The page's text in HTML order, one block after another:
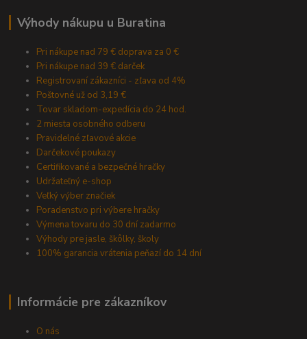
Výhody nákupu u Buratina
Pri nákupe nad 79 € doprava za 0 €
Pri nákupe nad 39 € darček
Registrovaní zákazníci - zľava od 4%
Poštovné už od 3,19 €
Tovar skladom-expedícia do 24 hod.
2 miesta osobného odberu
Pravidelné zľavové akcie
Darčekové poukazy
Certifikované a bezpečné hračky
Udržateľný e-shop
Veľký výber značiek
Poradenstvo pri výbere hračky
Výmena tovaru do 30 dní zadarmo
Výhody pre jasle, škôlky, školy
100% garancia vrátenia peňazí do 14 dní
Informácie pre zákazníkov
O nás